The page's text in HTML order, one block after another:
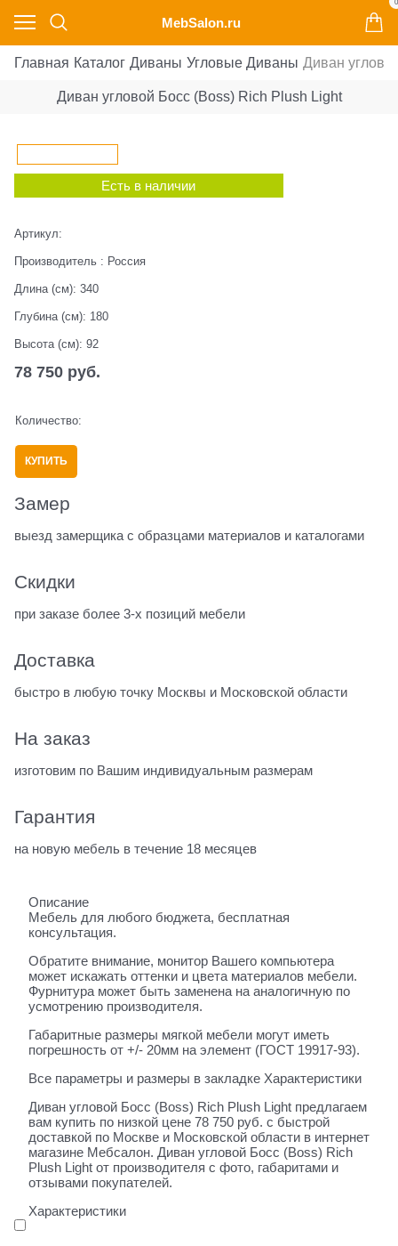
MebSalon.ru
0
Главная Каталог Диваны Угловые Диваны Диван
Диван угловой Босс (Boss) Rich Plush Light
Есть в наличии
Артикул:
Производитель : Россия
Длина (см): 340
Глубина (см): 180
Высота (см): 92
78 750 руб.
Количество:
КУПИТЬ
Замер
выезд замерщика с образцами материалов и каталогами
Скидки
при заказе более 3-х позиций мебели
Доставка
быстро в любую точку Москвы и Московской области
На заказ
изготовим по Вашим индивидуальным размерам
Гарантия
на новую мебель в течение 18 месяцев
Описание
Мебель для любого бюджета, бесплатная
консультация.
Обратите внимание, монитор Вашего компьютера
может искажать оттенки и цвета материалов мебели.
Фурнитура может быть заменена на аналогичную по
усмотрению производителя.
Габаритные размеры мягкой мебели могут иметь
погрешность от +/- 20мм на элемент (ГОСТ 19917-93).
Все параметры и размеры в закладке Характеристики
Диван угловой Босс (Boss) Rich Plush Light предлагаем
вам купить по низкой цене 78 750 руб. с быстрой
доставкой по Москве и Московской области в интернет
магазине Мебсалон. Диван угловой Босс (Boss) Rich
Plush Light от производителя с фото, габаритами и
отзывами покупателей.
Характеристики